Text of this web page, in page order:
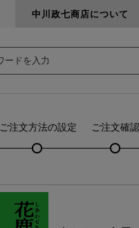
中川政七商店について
ご注文方法の設定 ご注文確認